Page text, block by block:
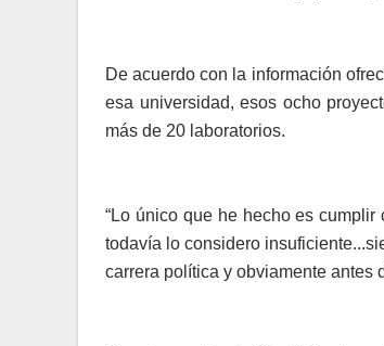
De acuerdo con la in­formación
esa univer­sidad, esos ocho
más de 20 laboratorios.
“Lo único que he hecho es
todavía lo considero
carrera políti­ca y obviamente antes